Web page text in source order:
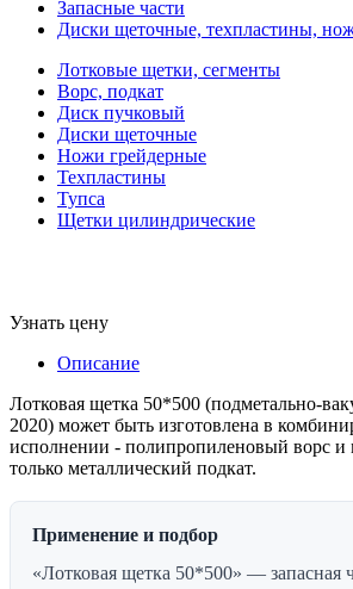
Запасные части
Диски щеточные, техпластины,
Лотковые щетки, сегменты
Ворс, подкат
Диск пучковый
Диски щеточные
Ножи грейдерные
Техпластины
Тупса
Щетки цилиндрические
Узнать цену
Описание
Лотковая щетка 50*500 (подметально-
2020) может быть изготовлена в
исполнении - полипропиленовый ворс и
только металлический подкат.
Применение и подбор
«Лотковая щетка 50*500» — запасная